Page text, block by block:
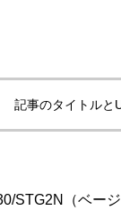
記事のタイトルと
STG2N（ベージ